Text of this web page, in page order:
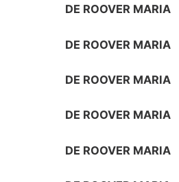
DE ROOVER MARIA
DE ROOVER MARIA
DE ROOVER MARIA
DE ROOVER MARIA
DE ROOVER MARIA